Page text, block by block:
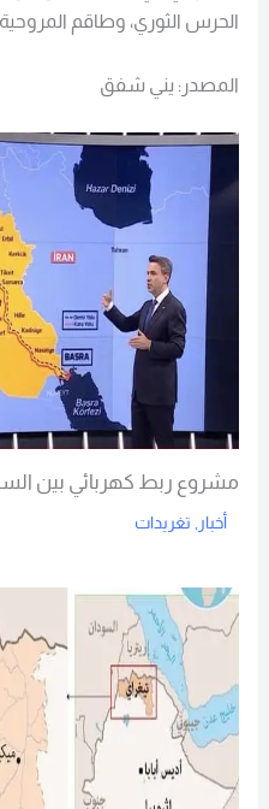
الحرس الثوري، وطاقم المروحية
المصدر: يني شفق
مشروع ربط كهربائي بين
أخبار تغريدات